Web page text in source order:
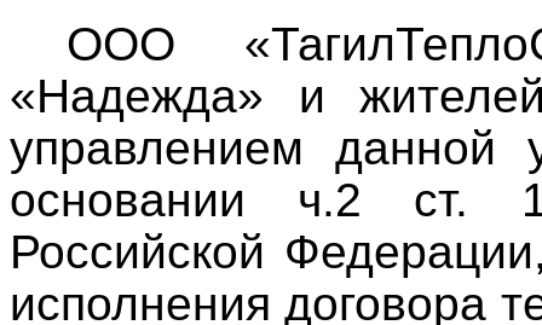
ООО
«Надежда» и
управлением данной
основании ч.2 ст.
Российской
исполнения договора